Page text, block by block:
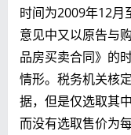
时间为2009年12月
意见中又以原告与
品房买卖合同》的
情形。税务机关核
据，但是仅选取其
而没有选取售价为